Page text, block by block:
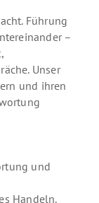
Führung
–
Unser
und ihren
und
Handeln.